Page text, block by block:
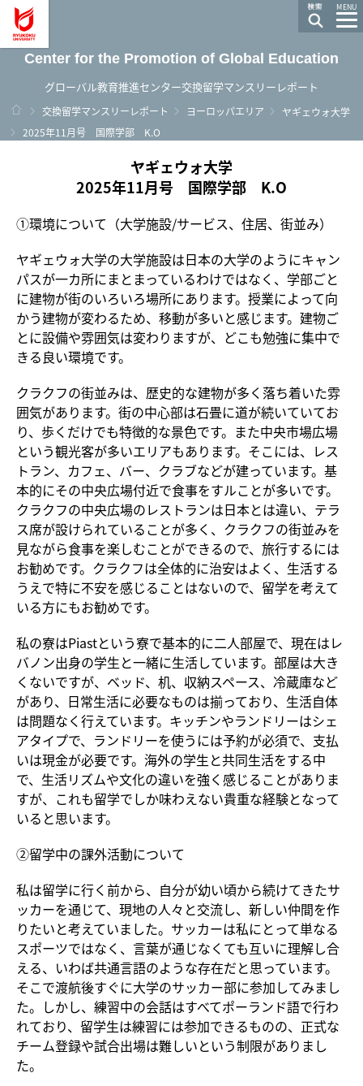
MENU
Center for the Promotion of Global Education
グローバル教育推進センター交換留学マンスリーレポート
ホーム
交換留学マンスリーレポート ヨーロッパエリア
ヤギェウォ大学
2025年11月号 国際学部 K.O
ヤギェウォ大学
2025年11月号 国際学部 K.O
①環境について（大学施設/サービス、住居、街並み）
ヤギェウォ大学の大学施設は日本の大学のようにキャン
パスが一カ所にまとまっているわけではなく、学部ごと
に建物が街のいろいろ場所にあります。授業によって向
かう建物が変わるため、移動が多いと感じます。建物ご
とに設備や雰囲気は変わりますが、どこも勉強に集中で
きる良い環境です。
クラクフの街並みは、歴史的な建物が多く落ち着いた雰
囲気があります。街の中心部は石畳に道が続いていてお
り、歩くだけでも特徴的な景色です。また中央市場広場
という観光客が多いエリアもあります。そこには、レス
トラン、カフェ、バー、クラブなどが建っています。基
本的にその中央広場付近で食事をすルことが多いです。
クラクフの中央広場のレストランは日本とは違い、テラ
ス席が設けられていることが多く、クラクフの街並みを
見ながら食事を楽しむことができるので、旅行するには
お勧めです。クラクフは全体的に治安はよく、生活する
うえで特に不安を感じることはないので、留学を考えて
いる方にもお勧めです。
私の寮はPiastという寮で基本的に二人部屋で、現在はレ
バノン出身の学生と一緒に生活しています。部屋は大き
くないですが、ベッド、机、収納スペース、冷蔵庫など
があり、日常生活に必要なものは揃っており、生活自体
は問題なく行えています。キッチンやランドリーはシェ
アタイプで、ランドリーを使うには予約が必須で、支払
いは現金が必要です。海外の学生と共同生活をする中
で、生活リズムや文化の違いを強く感じることがありま
すが、これも留学でしか味わえない貴重な経験となって
いると思います。
②留学中の課外活動について
私は留学に行く前から、自分が幼い頃から続けてきたサ
ッカーを通じて、現地の人々と交流し、新しい仲間を作
りたいと考えていました。サッカーは私にとって単なる
スポーツではなく、言葉が通じなくても互いに理解し合
える、いわば共通言語のような存在だと思っています。
そこで渡航後すぐに大学のサッカー部に参加してみまし
た。しかし、練習中の会話はすべてポーランド語で行わ
れており、留学生は練習には参加できるものの、正式な
チーム登録や試合出場は難しいという制限がありまし
た。